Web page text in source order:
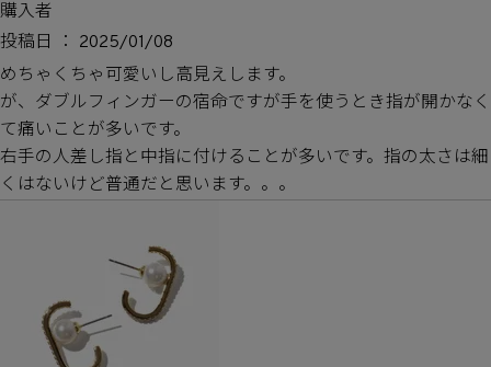
購入者
投稿日
2025/01/08
めちゃくちゃ可愛いし高見えします。
が、ダブルフィンガーの宿命ですが手を使うとき指が開かなく
て痛いことが多いです。
右手の人差し指と中指に付けることが多いです。指の太さは細
くはないけど普通だと思います。。。